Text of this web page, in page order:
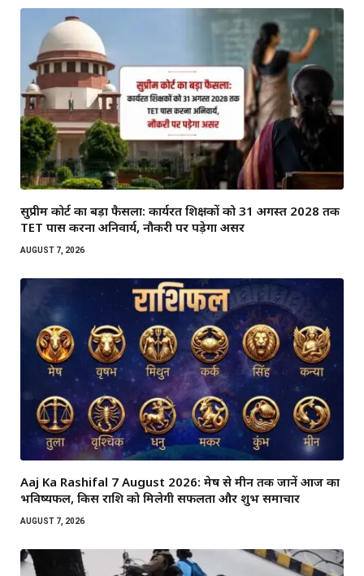
सुप्रीम कोर्ट का बड़ा फैसला: कार्यरत शिक्षकों को 31 अगस्त 2028 तक
TET पास करना अनिवार्य, नौकरी पर पड़ेगा असर
AUGUST 7, 2026
Aaj Ka Rashifal 7 August 2026: मेष से मीन तक जानें आज का
भविष्यफल, किस राशि को मिलेगी सफलता और शुभ समाचार
AUGUST 7, 2026